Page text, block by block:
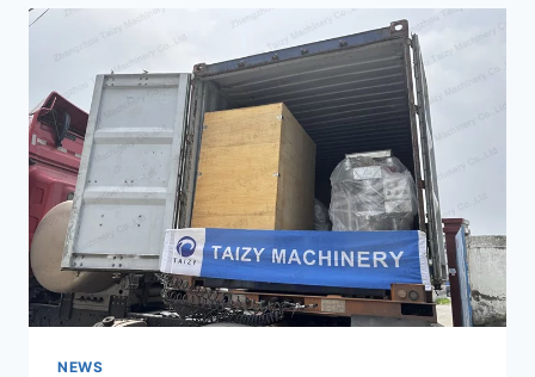
LỰC
CỦA
CHÚNG
TÔI
ĐÃ
GIÚP
MỘT
KHÁCH
HÀNG
OMAN
SẢN
XUẤT
DẦU
NEWS